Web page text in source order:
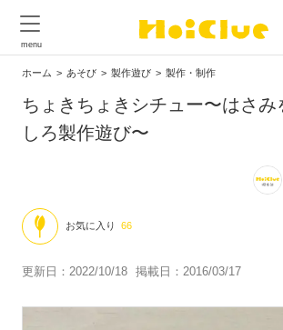
ホーム あそび 製作遊び 製作・制作
ちょきちょきシチュー〜はさみ
しろ製作遊び〜
お気に入り 66
更新日：2022/10/18 掲載日：2016/03/17